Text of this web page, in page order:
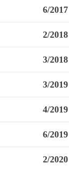
6/2017
2/2018
3/2018
3/2019
4/2019
6/2019
2/2020